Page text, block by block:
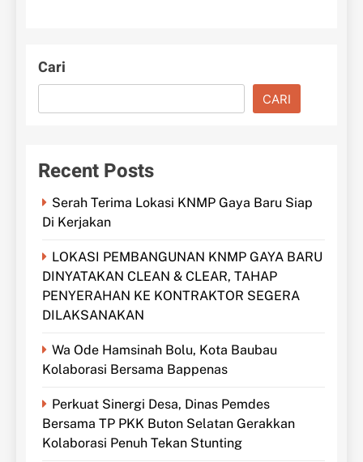
Cari
CARI
Recent Posts
Serah Terima Lokasi KNMP Gaya Baru Siap
Di Kerjakan
LOKASI PEMBANGUNAN KNMP GAYA BARU
DINYATAKAN CLEAN & CLEAR, TAHAP
PENYERAHAN KE KONTRAKTOR SEGERA
DILAKSANAKAN
Wa Ode Hamsinah Bolu, Kota Baubau
Kolaborasi Bersama Bappenas
Perkuat Sinergi Desa, Dinas Pemdes
Bersama TP PKK Buton Selatan Gerakkan
Kolaborasi Penuh Tekan Stunting